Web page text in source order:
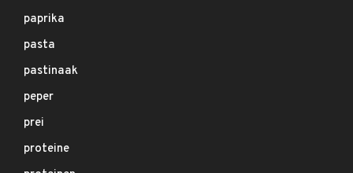
paprika
pasta
pastinaak
peper
prei
proteine